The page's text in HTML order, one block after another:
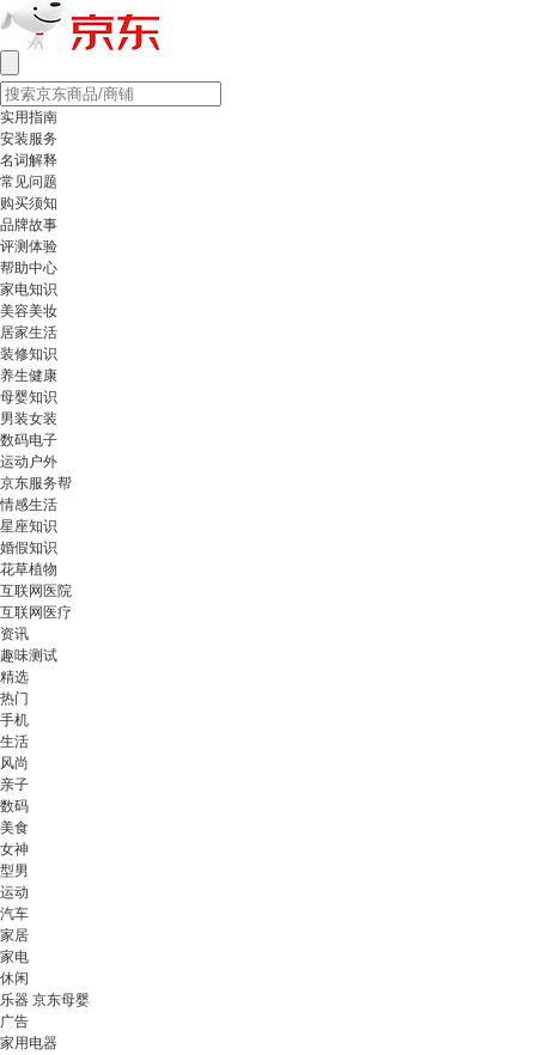
实用指南
安装服务
名词解释
常见问题
购买须知
品牌故事
评测体验
帮助中心
家电知识
美容美妆
居家生活
装修知识
养生健康
母婴知识
男装女装
数码电子
运动户外
京东服务帮
情感生活
星座知识
婚假知识
花草植物
互联网医院
互联网医疗
资讯
趣味测试
精选
热门
手机
生活
风尚
亲子
数码
美食
女神
型男
运动
汽车
家居
家电
休闲
乐器 京东母婴
广告
家用电器